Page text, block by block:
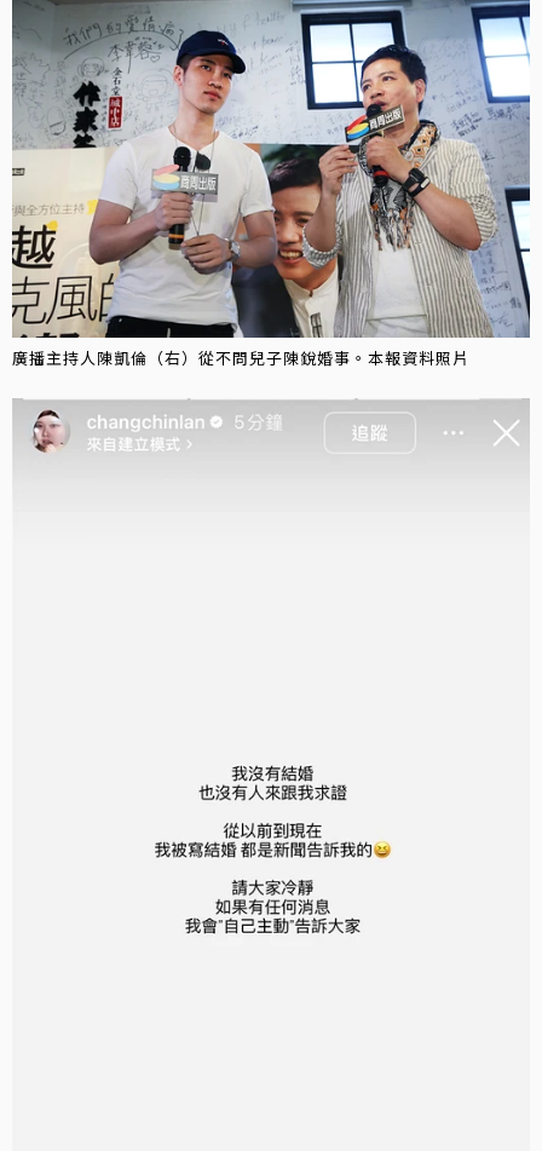
廣播主持人陳凱倫（右）從不問兒子陳銳婚事。本報資料照片